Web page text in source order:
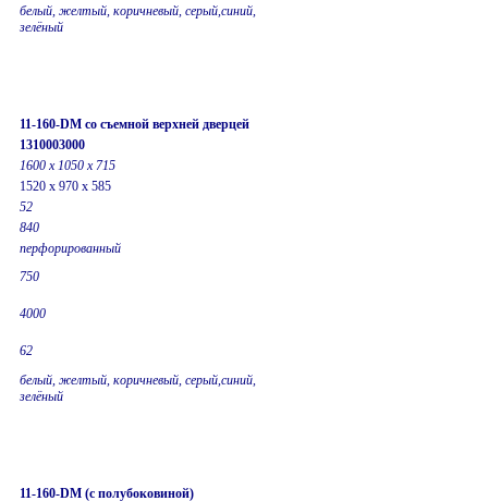
белый, желтый, коричневый, серый,синий,
зелёный
11-160-DM со съемной верхней дверцей
1310003000
1600 х 1050 х 715
1520 x 970 x 585
52
840
перфорированный
750
4000
62
белый, желтый, коричневый, серый,синий,
зелёный
11-160-DM (с полубоковиной)